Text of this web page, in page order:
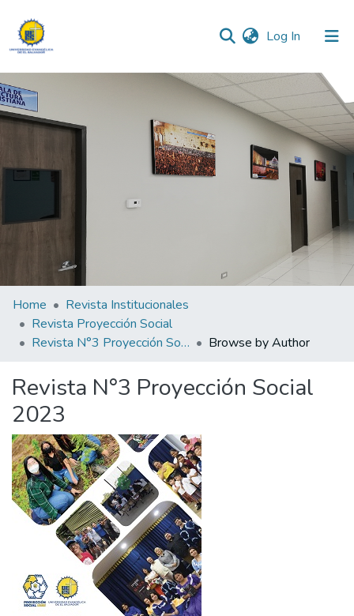
Log In (current)
Communities & Collections
All of DSpace
Home
Revista Institucionales
Revista Proyección Social
Revista N°3 Proyección Social 2023
Browse by Author
Revista N°3 Proyección Social
2023